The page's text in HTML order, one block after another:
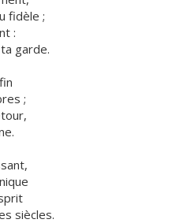
fidèle ;
:
garde.
;
siècles.